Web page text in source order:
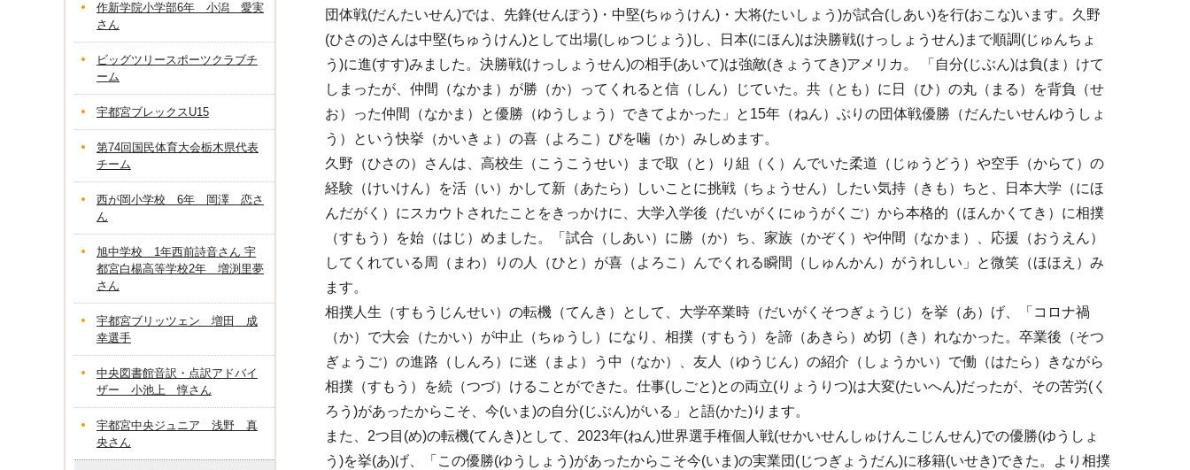
団体戦(だんたいせん)では、先鋒(せんぽう)・中堅(ちゅうけん)・大将(たいしょう)が試合(しあい)を行(おこな)います。久野
(ひさの)さんは中堅(ちゅうけん)として出場(しゅつじょう)し、日本(にほん)は決勝戦(けっしょうせん)まで順調(じゅんちょ
う)に進(すす)みました。決勝戦(けっしょうせん)の相手(あいて)は強敵(きょうてき)アメリカ。 「自分(じぶん)は負(ま）けて
しまったが、仲間（なかま）が勝（か）ってくれると信（しん）じていた。共（とも）に日（ひ）の丸（まる）を背負（せ
お）った仲間（なかま）と優勝（ゆうしょう）できてよかった」と15年（ねん）ぶりの団体戦優勝（だんたいせんゆうしょ
う）という快挙（かいきょ）の喜（よろこ）びを噛（か）みしめます。
久野（ひさの）さんは、高校生（こうこうせい）まで取（と）り組（く）んでいた柔道（じゅうどう）や空手（からて）の
経験（けいけん）を活（い）かして新（あたら）しいことに挑戦（ちょうせん）したい気持（きも）ちと、日本大学（にほ
んだがく）にスカウトされたことをきっかけに、大学入学後（だいがくにゅうがくご）から本格的（ほんかくてき）に相撲
（すもう）を始（はじ）めました。「試合（しあい）に勝（か）ち、家族（かぞく）や仲間（なかま）、応援（おうえん）
してくれている周（まわ）りの人（ひと）が喜（よろこ）んでくれる瞬間（しゅんかん）がうれしい」と微笑（ほほえ）み
ます。
相撲人生（すもうじんせい）の転機（てんき）として、大学卒業時（だいがくそつぎょうじ）を挙（あ）げ、「コロナ禍
（か）で大会（たかい）が中止（ちゅうし）になり、相撲（すもう）を諦（あきら）め切（き）れなかった。卒業後（そつ
ぎょうご）の進路（しんろ）に迷（まよ）う中（なか）、友人（ゆうじん）の紹介（しょうかい）で働（はたら）きながら
相撲（すもう）を続（つづ）けることができた。仕事(しごと)との両立(りょうりつ)は大変(たいへん)だったが、その苦労(く
ろう)があったからこそ、今(いま)の自分(じぶん)がいる」と語(かた)ります。
また、2つ目(め)の転機(てんき)として、2023年(ねん)世界選手権個人戦(せかいせんしゅけんこじんせん)での優勝(ゆうしょ
う)を挙(あ)げ、「この優勝(ゆうしょう)があったからこそ今(いま)の実業団(じつぎょうだん)に移籍(いせき)できた。より相撲
作新学院小学部6年 小潟 愛実
さん
ビッグツリースポーツクラブチ
ーム
宇都宮ブレックスU15
第74回国民体育大会栃木県代表
チーム
西が岡小学校 6年 岡澤 恋さ
ん
旭中学校 1年西前詩音さん 宇
都宮白楊高等学校2年 増渕里夢
さん
宇都宮ブリッツェン 増田 成
幸選手
中央図書館音訳・点訳アドバイ
ザー 小池上 惇さん
宇都宮中央ジュニア 浅野 真
央さん